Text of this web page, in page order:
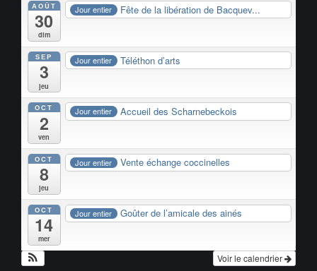
AOÛT
30
dim
Jour entier Fête de la libération de Bacquev...
SEP
3
jeu
Jour entier Téléthon d’arts
OCT
2
ven
Jour entier Accueil des Scharnebeckois
OCT
8
jeu
Jour entier Vente échange coccinelles
OCT
14
mer
Jour entier Goûter de l’amicale des ainés
Voir le calendrier